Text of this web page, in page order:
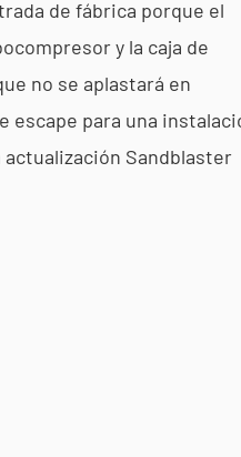
de fábrica porque el
y la caja de
no se aplastará en
escape para una
actualización Sandblaster